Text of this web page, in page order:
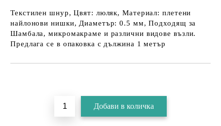
Текстилен шнур, Цвят: люляк, Материал: плетени
найлонови нишки, Диаметър: 0.5 мм, Подходящ за
Шамбала, микромакраме и различни видове възли.
Предлага се в опаковка с дължина 1 метър